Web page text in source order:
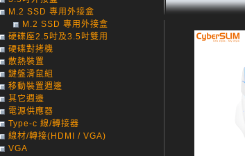
M.2 SSD 專用外接盒
M.2 SSD 專用外接盒
硬碟座2.5吋及3.5吋雙用
硬碟對拷機
散熱裝置
鍵盤滑鼠組
移動裝置週邊
其它週邊
電源供應器
Type-c 線/轉接器
線材/轉接(HDMI / VGA)
VGA